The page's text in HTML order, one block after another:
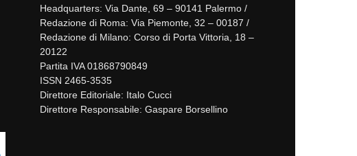
Headquarters: Via Dante, 69 – 90141 Palermo /
Redazione di Roma: Via Piemonte, 32 – 00187 /
Redazione di Milano: Corso di Porta Vittoria, 18 –
20122
Partita IVA 01868790849
ISSN 2465-3535
Direttore Editoriale: Italo Cucci
Direttore Responsabile: Gaspare Borsellino